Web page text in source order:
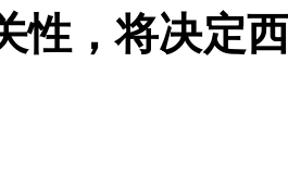
性，将决定